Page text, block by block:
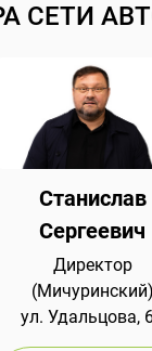
СЕТИ
Станислав
Сергеевич
Директор
(Мичуринский)
ул. Удальцова,